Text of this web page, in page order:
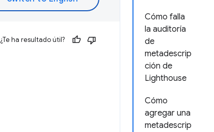
Cómo falla
la auditoría
de
metadescrip
ción de
Lighthouse
Cómo
agregar una
metadescrip
¿Te ha resultado útil?